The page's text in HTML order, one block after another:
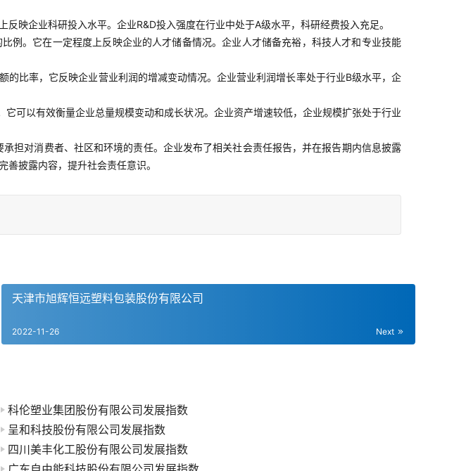
映企业科研投入水平。企业R&D投入强度在行业中处于A级水平，科研经费投入充足。
例。它在一定程度上反映企业的人才储备情况。企业人才储备充裕，科技人才和专业技能
的比率，它反映企业营业利润的增减变动情况。企业营业利润增长率处于行业B级水平，企
可以有效衡量企业总量规模变动和成长状况。企业资产增速较低，企业规模扩张处于行业
担对消费者、社区和环境的责任。企业发布了相关社会责任报告，并在报告期内信息披露
披露内容，提升社会责任意识。
天津市旭辉恒远塑料包装股份有限公司
Next
2022-11-26
科伦塑业集团股份有限公司发展指数
呈和科技股份有限公司发展指数
四川美丰化工股份有限公司发展指数